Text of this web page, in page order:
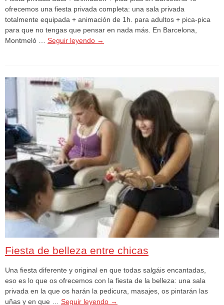
ofrecemos una fiesta privada completa: una sala privada
totalmente equipada + animación de 1h. para adultos + pica-pica
para que no tengas que pensar en nada más. En Barcelona,
Montmeló … Seguir leyendo →
Fiesta de belleza entre chicas
Una fiesta diferente y original en que todas salgáis encantadas,
eso es lo que os ofrecemos con la fiesta de la belleza: una sala
privada en la que os harán la pedicura, masajes, os pintarán las
uñas y en que … Seguir leyendo →